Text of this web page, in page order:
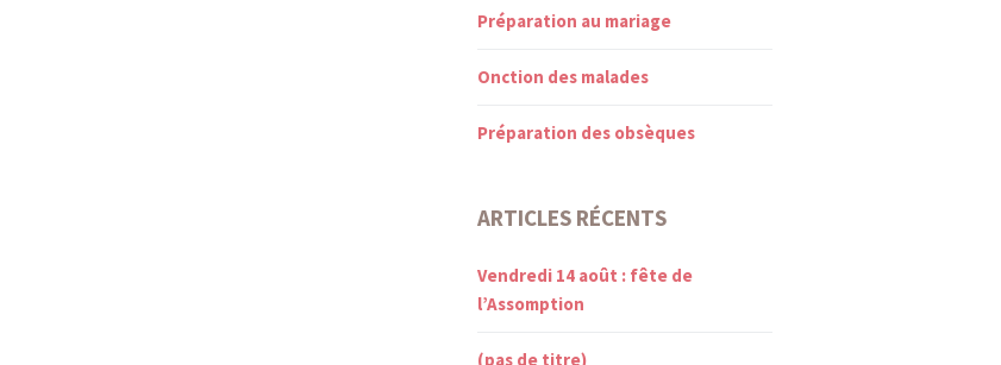
Préparation au mariage
Onction des malades
Préparation des obsèques
ARTICLES RÉCENTS
Vendredi 14 août : fête de
l’Assomption
(pas de titre)